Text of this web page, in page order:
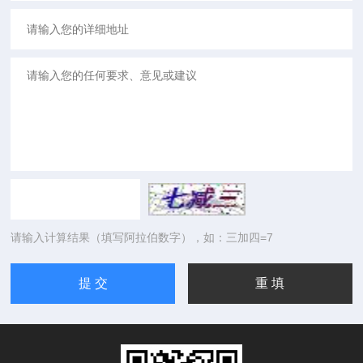
请输入计算结果（填写阿拉伯数字），如：三加四=7